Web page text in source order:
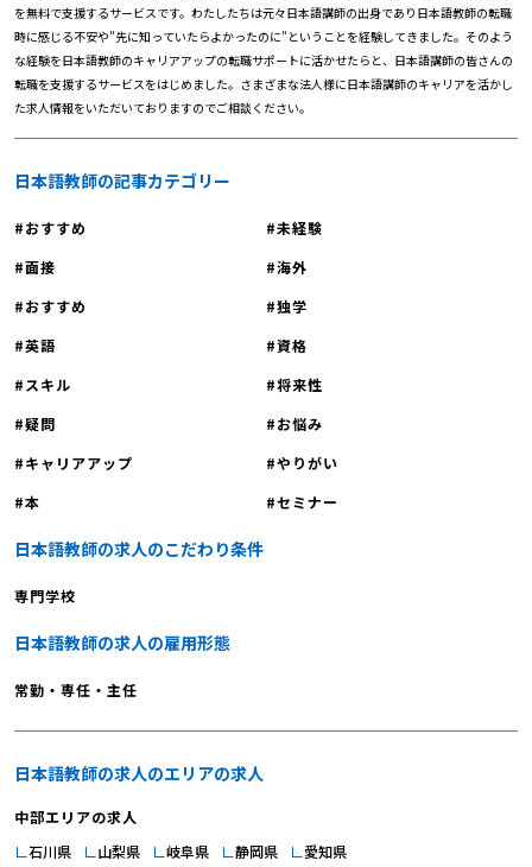
を無料で支援するサービスです。わたしたちは元々日本語講師の出身であり日本語教師の転職
時に感じる不安や"先に知っていたらよかったのに"ということを経験してきました。そのよう
な経験を日本語教師のキャリアアップの転職サポートに活かせたらと、日本語講師の皆さんの
転職を支援するサービスをはじめました。さまざまな法人様に日本語講師のキャリアを活かし
た求人情報をいただいておりますのでご相談ください。
日本語教師の記事カテゴリー
おすすめ
未経験
面接
海外
おすすめ
独学
英語
資格
スキル
将来性
疑問
お悩み
キャリアアップ
やりがい
本
セミナー
日本語教師の求人のこだわり条件
専門学校
日本語教師の求人の雇用形態
常勤・専任・主任
日本語教師の求人のエリアの求人
中部エリアの求人
石川県
山梨県 岐阜県 静岡県 愛知県